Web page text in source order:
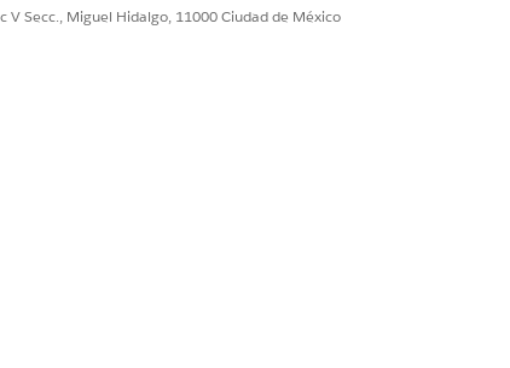
V Secc., Miguel Hidalgo, 11000 Ciudad de México